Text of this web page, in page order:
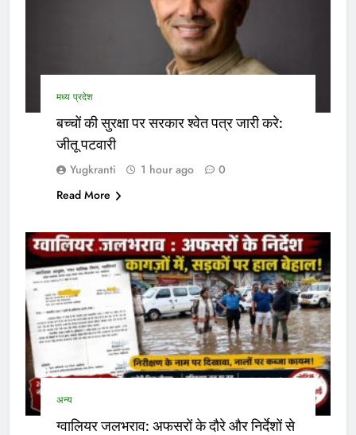
मध्य प्रदेश
बच्चों की सुरक्षा पर सरकार श्वेत पत्र जारी करे:
जीतू पटवारी
Yugkranti 1 hour ago
0
Read More
अन्य
ग्वालियर जलभराव: अफसरों के दौरे और निर्देशों से